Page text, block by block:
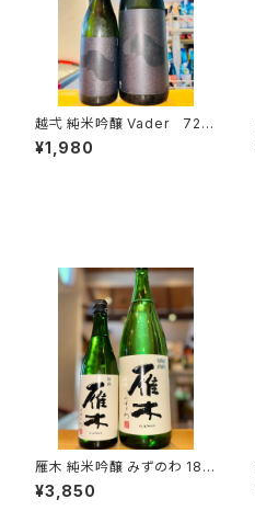
越弌 純米吟醸 Vader 720
ml１本（株式会社越後鶴亀・
新潟県新潟市西蒲区竹野町）
¥1,980
雁木 純米吟醸 みずのわ 180
0ml１本（八百新酒造・山口県
岩国市今津町）
¥3,850